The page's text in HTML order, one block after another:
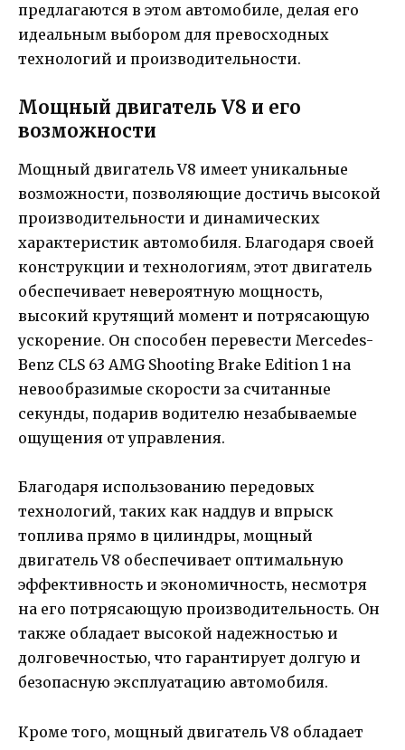
предлагаются в этом автомобиле, делая его
идеальным выбором для превосходных
технологий и производительности.
Мощный двигатель V8 и его
возможности
Мощный двигатель V8 имеет уникальные
возможности, позволяющие достичь высокой
производительности и динамических
характеристик автомобиля. Благодаря своей
конструкции и технологиям, этот двигатель
обеспечивает невероятную мощность,
высокий крутящий момент и потрясающую
ускорение. Он способен перевести Mercedes-
Benz CLS 63 AMG Shooting Brake Edition 1 на
невообразимые скорости за считанные
секунды, подарив водителю незабываемые
ощущения от управления.
Благодаря использованию передовых
технологий, таких как наддув и впрыск
топлива прямо в цилиндры, мощный
двигатель V8 обеспечивает оптимальную
эффективность и экономичность, несмотря
на его потрясающую производительность. Он
также обладает высокой надежностью и
долговечностью, что гарантирует долгую и
безопасную эксплуатацию автомобиля.
Кроме того, мощный двигатель V8 обладает